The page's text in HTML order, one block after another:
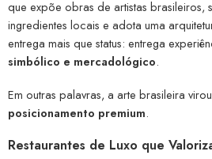
que expõe obras de artistas brasileiros,
ingredientes locais e adota uma
entrega mais que status: entrega
simbólico e mercadológico.
Em outras palavras, a arte brasileira virou
posicionamento premium.
Restaurantes de Luxo que